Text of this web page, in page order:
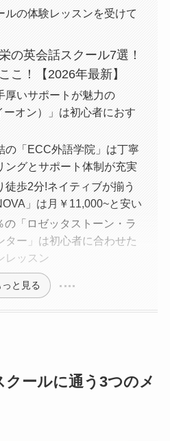
ルの体験レッスンを受けて
の英会話スクール7選！
こ！【2026年最新】
厚いサポートが魅力の
ーオン）」は初心者におす
の「ECC外語学院」は丁寧
ングとサポート体制が充実
徒歩2分!ネイティブが揃う
」は月￥11,000~と安い
の「ロゼッタストーン・ラ
ター」は初心者に合わせた
レッスン
っと見る
クールに通う3つのメ